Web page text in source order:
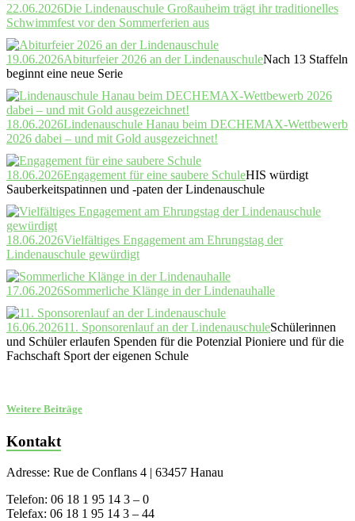
22.06.2026Die Lindenauschule Großauheim trägt ihr traditionelles
Schwimmfest vor den Sommerferien aus
19.06.2026Abiturfeier 2026 an der LindenauschuleNach 13 Staffeln
beginnt eine neue Serie
18.06.2026Lindenauschule Hanau beim DECHEMAX-Wettbewerb
2026 dabei – und mit Gold ausgezeichnet!
18.06.2026Engagement für eine saubere SchuleHIS würdigt
Sauberkeitspatinnen und -paten der Lindenauschule
18.06.2026Vielfältiges Engagement am Ehrungstag der
Lindenauschule gewürdigt
17.06.2026Sommerliche Klänge in der Lindenauhalle
16.06.202611. Sponsorenlauf an der LindenauschuleSchülerinnen
und Schüler erlaufen Spenden für die Potenzial Pioniere und für die
Fachschaft Sport der eigenen Schule
Weitere Beiträge
Kontakt
Adresse: Rue de Conflans 4 | 63457 Hanau
Telefon: 06 18 1 95 14 3 – 0
Telefax: 06 18 1 95 14 3 – 44